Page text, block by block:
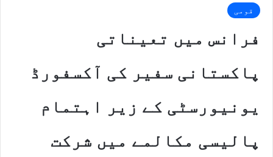
قومی
فرانس میں تعیناتی
پاکستانی سفیر کی آکسفورڈ
یونیورسٹی کے زیر اہتمام
پالیسی مکالمے میں شرکت